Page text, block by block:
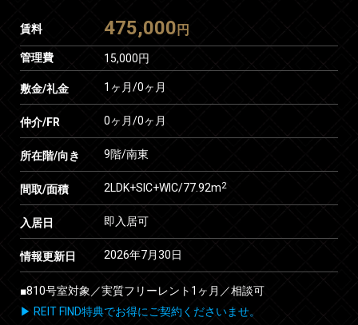
賃料 475,000 円
管理費 15,000円
敷金/礼金 1ヶ月/0ヶ月
仲介/FR 0ヶ月/0ヶ月
所在階/向き 9階/南東
間取/面積 2LDK+SIC+WIC/77.92m2
入居日 即入居可
情報更新日 2026年7月30日
■810号室対象／実質フリーレント1ヶ月／相談可
▶ REIT FIND特典でお得にご契約くださいませ。